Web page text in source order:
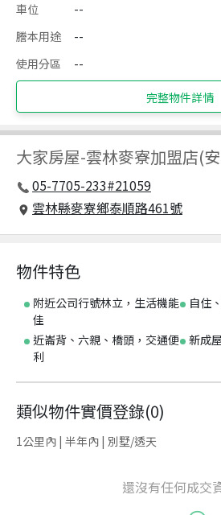
車位
--
謄本用途
--
使用分區
--
完整物件詳情
大家房屋-雲林麥寮加盟店(
05-7705-233#21059
雲林縣麥寮鄉泰順路461號
物件特色
附近公司行號林立，生活機能
佳
自住
近崙背、六親、橋頭，交通便
利
新成屋
類似物件實價登錄(0)
1公里內 | 半年內 | 別墅/透天
還沒有任何成交